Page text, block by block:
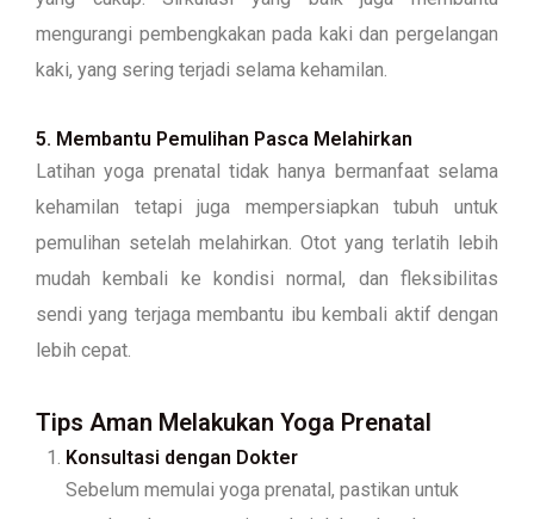
mengurangi pembengkakan pada kaki dan pergelangan
kaki, yang sering terjadi selama kehamilan.
5. Membantu Pemulihan Pasca Melahirkan
Latihan yoga prenatal tidak hanya bermanfaat selama
kehamilan tetapi juga mempersiapkan tubuh untuk
pemulihan setelah melahirkan. Otot yang terlatih lebih
mudah kembali ke kondisi normal, dan fleksibilitas
sendi yang terjaga membantu ibu kembali aktif dengan
lebih cepat.
Tips Aman Melakukan Yoga Prenatal
Konsultasi dengan Dokter
Sebelum memulai yoga prenatal, pastikan untuk